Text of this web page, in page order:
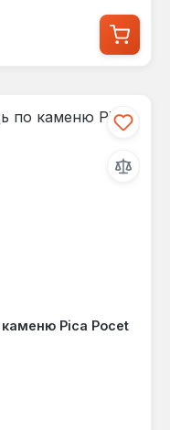
каменю Pica Pocet